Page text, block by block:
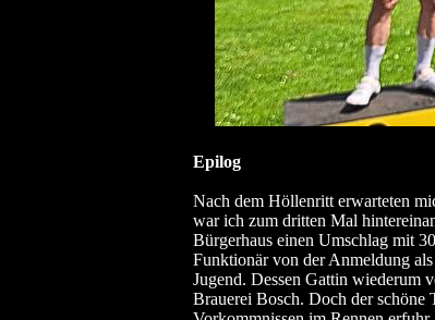
Epilog
Nach dem Höllenritt erwarteten
war ich zum dritten Mal
Bürgerhaus einen Umschlag mit
Funktionär von der Anmeldung
Jugend. Dessen Gattin wiederum
Brauerei Bosch. Doch der schöne